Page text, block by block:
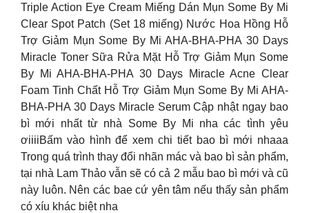
Triple Action Eye Cream Miếng Dán Mụn Some By Mi
Clear Spot Patch (Set 18 miếng) Nước Hoa Hồng Hỗ
Trợ Giảm Mụn Some By Mi AHA-BHA-PHA 30 Days
Miracle Toner Sữa Rửa Mặt Hỗ Trợ Giảm Mụn Some
By Mi AHA-BHA-PHA 30 Days Miracle Acne Clear
Foam Tinh Chất Hỗ Trợ Giảm Mụn Some By Mi AHA-
BHA-PHA 30 Days Miracle Serum Cập nhật ngay bao
bì mới nhất từ nhà Some By Mi nha các tình yêu
ơiiiiBấm vào hình để xem chi tiết bao bì mới nhaaa
Trong quá trình thay đổi nhãn mác và bao bì sản phẩm,
tại nhà Lam Thảo vẫn sẽ có cả 2 mẫu bao bì mới và cũ
này luôn. Nên các bae cứ yên tâm nếu thấy sản phẩm
có xíu khác biệt nha